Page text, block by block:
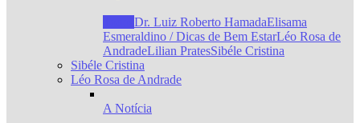
Dr. Luiz Roberto HamadaElisama
Esmeraldino / Dicas de Bem EstarLéo Rosa de
AndradeLilian PratesSibéle Cristina
Sibéle Cristina
Léo Rosa de Andrade
A Notícia